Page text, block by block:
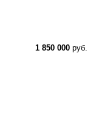
1 850 000 руб.